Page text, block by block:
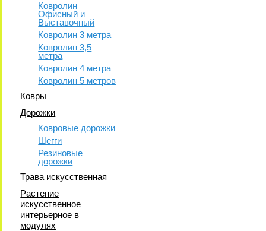
Ковролин
Офисный и
Выставочный
Ковролин 3 метра
Ковролин 3,5
метра
Ковролин 4 метра
Ковролин 5 метров
Ковры
Дорожки
Ковровые дорожки
Шегги
Резиновые
дорожки
Трава искусственная
Растение
искусственное
интерьерное в
модулях